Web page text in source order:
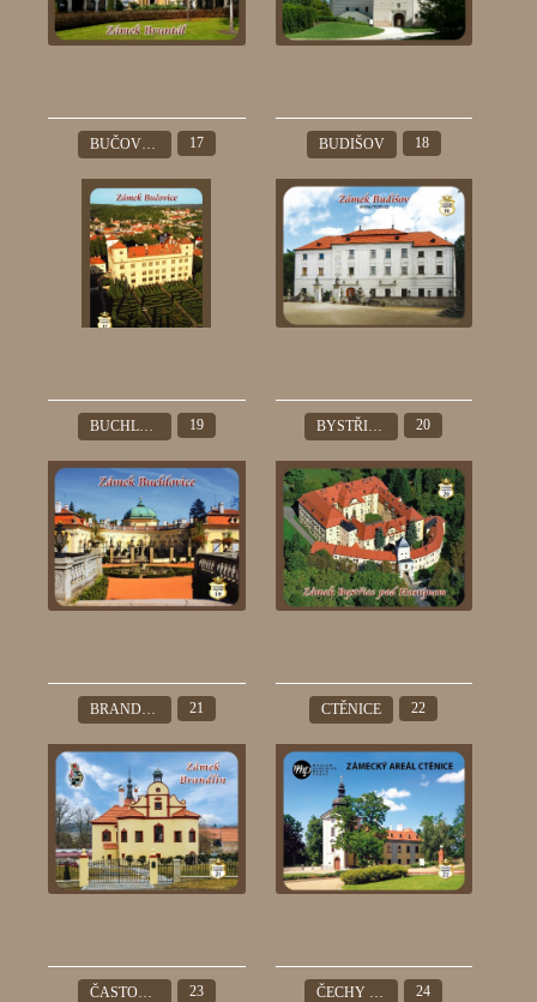
BUČOVICE 17 BUDIŠOV 18
BUCHLOVICE 19 BYSTŘICE POD HOSTÝNEM 20
BRANDLÍN 21 CTĚNICE 22
ČASTOLOVICE 23 24